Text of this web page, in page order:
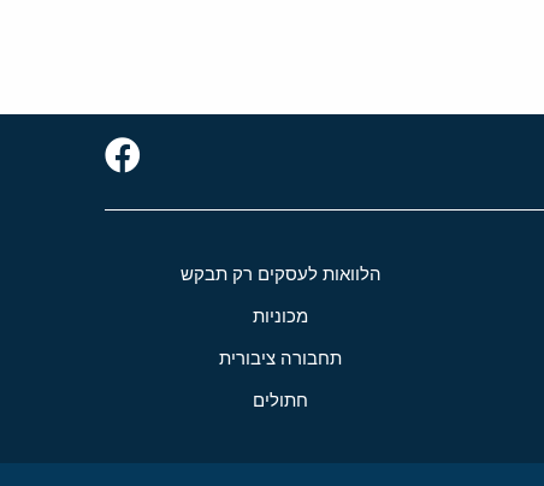
הלוואות לעסקים רק תבקש
מכוניות
תחבורה ציבורית
חתולים